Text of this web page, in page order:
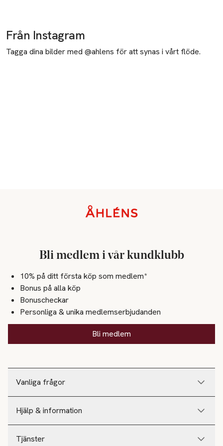
Från Instagram
Tagga dina bilder med @ahlens för att synas i vårt flöde.
Vanliga frågor
Hjälp & information
Tjänster
Bli medlem i vår kundklubb
10% på ditt första köp som medlem*
Bonus på alla köp
Bonuscheckar
Personliga & unika medlemserbjudanden
Bli medlem